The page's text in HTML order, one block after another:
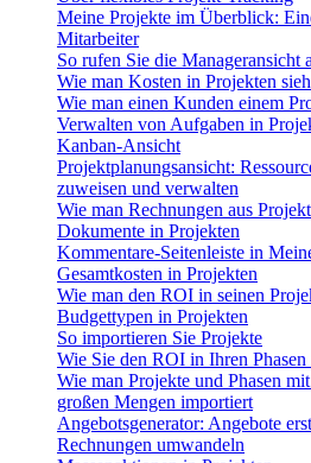
Meine Projekte im Überblick:
Mitarbeiter
So rufen Sie die Manageransicht
Wie man Kosten in Projekten
Wie man einen Kunden einem
Verwalten von Aufgaben in
Kanban-Ansicht
Projektplanungsansicht:
zuweisen und verwalten
Wie man Rechnungen aus
Dokumente in Projekten
Kommentare-Seitenleiste in
Gesamtkosten in Projekten
Wie man den ROI in seinen
Budgettypen in Projekten
So importieren Sie Projekte
Wie Sie den ROI in Ihren Phasen
Wie man Projekte und Phasen
großen Mengen importiert
Angebotsgenerator: Angebote
Rechnungen umwandeln